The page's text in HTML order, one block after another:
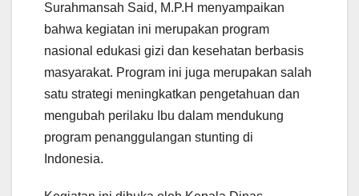
Surahmansah Said, M.P.H menyampaikan
bahwa kegiatan ini merupakan program
nasional edukasi gizi dan kesehatan berbasis
masyarakat. Program ini juga merupakan salah
satu strategi meningkatkan pengetahuan dan
mengubah perilaku Ibu dalam mendukung
program penanggulangan stunting di
Indonesia.